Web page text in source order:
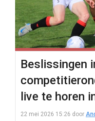
Beslissingen
live te horen
22 mei 2026 15:26 door